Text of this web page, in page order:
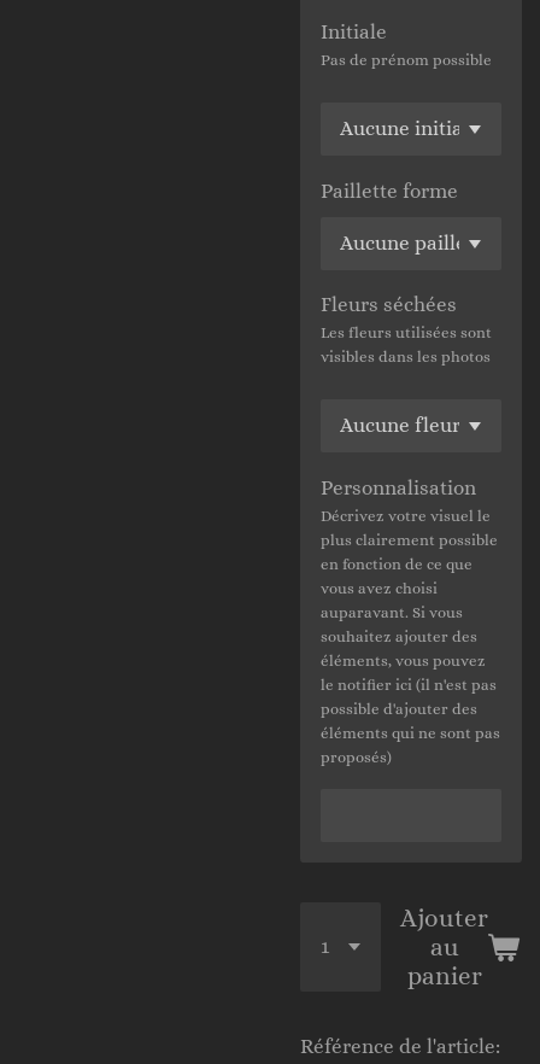
Initiale
Pas de prénom possible
Paillette forme
Fleurs séchées
Les fleurs utilisées sont
visibles dans les photos
Personnalisation
Décrivez votre visuel le
plus clairement possible
en fonction de ce que
vous avez choisi
auparavant. Si vous
souhaitez ajouter des
éléments, vous pouvez
le notifier ici (il n'est pas
possible d'ajouter des
éléments qui ne sont pas
proposés)
Ajouter
au
panier
Référence de l'article: